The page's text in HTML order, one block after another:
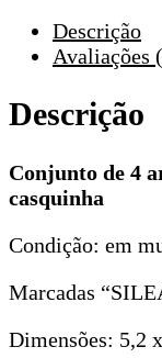
Descrição
Avaliações
Descrição
Conjunto de 4
casquinha
Condição: em
Marcadas
Dimensões: 5,2